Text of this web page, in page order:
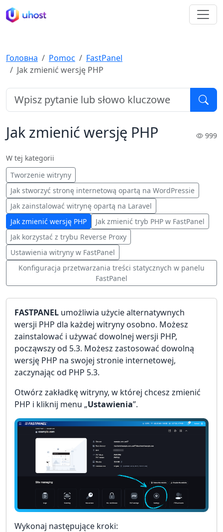
Головна Pomoc
FastPanel
Jak zmienić wersję PHP
Jak zmienić wersję PHP 999
W tej kategorii
Tworzenie witryny
Jak stworzyć stronę internetową opartą na WordPressie
Jak zainstalować witrynę opartą na Laravel
Jak zmienić wersję PHP
Jak zmienić tryb PHP w FastPanel
Jak korzystać z trybu Reverse Proxy
Ustawienia witryny w FastPanel
Konfiguracja przetwarzania treści statycznych w panelu
FastPanel
FASTPANEL umożliwia użycie alternatywnych
wersji PHP dla każdej witryny osobno. Możesz
zainstalować i używać dowolnej wersji PHP,
począwszy od 5.3. Możesz zastosować dowolną
wersję PHP na swojej stronie internetowej,
zaczynając od PHP 5.3.
Otwórz zakładkę witryny, w której chcesz zmienić
PHP i kliknij menu „Ustawienia”.
Wykonaj następujące kroki: